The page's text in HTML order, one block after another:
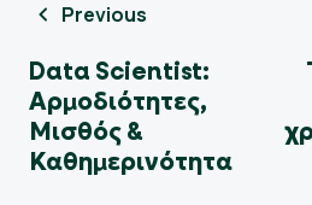
Previous
Data Scientist:
Αρμοδιότητες,
Μισθός &
Καθημερινότητα